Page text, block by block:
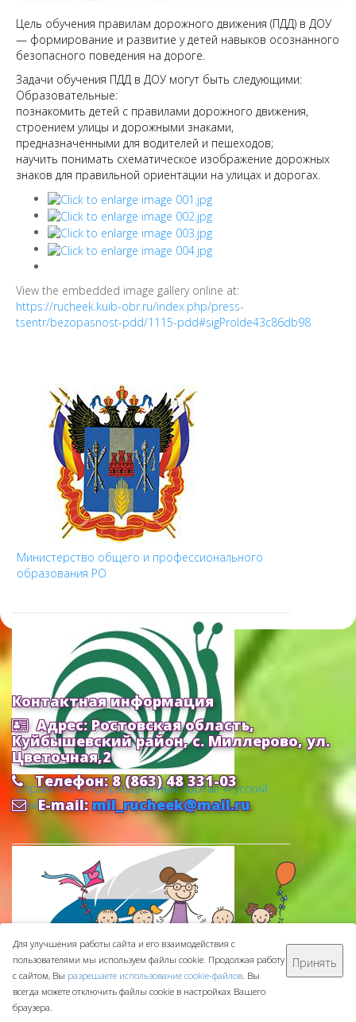
Цель обучения правилам дорожного движения (ПДД) в ДОУ
— формирование и развитие у детей навыков осознанного
безопасного поведения на дороге.
Задачи обучения ПДД в ДОУ могут быть следующими:
Образовательные:
познакомить детей с правилами дорожного движения,
строением улицы и дорожными знаками,
предназначенными для водителей и пешеходов;
научить понимать схематическое изображение дорожных
знаков для правильной ориентации на улицах и дорогах.
View the embedded image gallery online at:
https://rucheek.kuib-obr.ru/index.php/press-
tsentr/bezopasnost-pdd/1115-pdd#sigProIde43c86db98
Министерство общего и профессионального
образования РО
Cправочно-информационный портал «Русский
язык»
Контактная информация
Адрес: Ростовская область,
Куйбышевский район, с. Миллерово, ул.
Цветочная,2
Телефон: 8 (863) 48 331-03
E-mail:mil_rucheek@mail.ru
МБДОУ ДС "Ручеек" © 2016-2026
Сделано с ❤ вООО "Проводник"
Для улучшения работы сайта и его взаимодействия с
пользователями мы используем файлы cookie. Продолжая работу
с сайтом, Вы разрешаете использование cookie-файлов. Вы
всегда можете отключить файлы cookie в настройках Вашего
браузера.
Принять